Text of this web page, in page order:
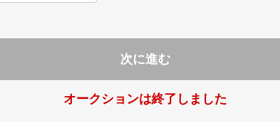
次に進む
オークションは終了しました